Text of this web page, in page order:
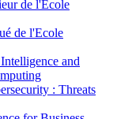
de l'Ecole
de l'Ecole
and
: Threats